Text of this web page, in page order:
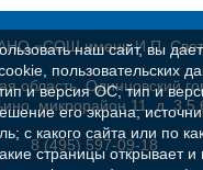
«СОШ имени И.П.
область, Одинцовский
микрорайон 11, д.
8 (495) 597-09-18
наш сайт, вы
пользовательских
и версия ОС; тип и
его экрана;
с какого сайта или по
страницы открывает и